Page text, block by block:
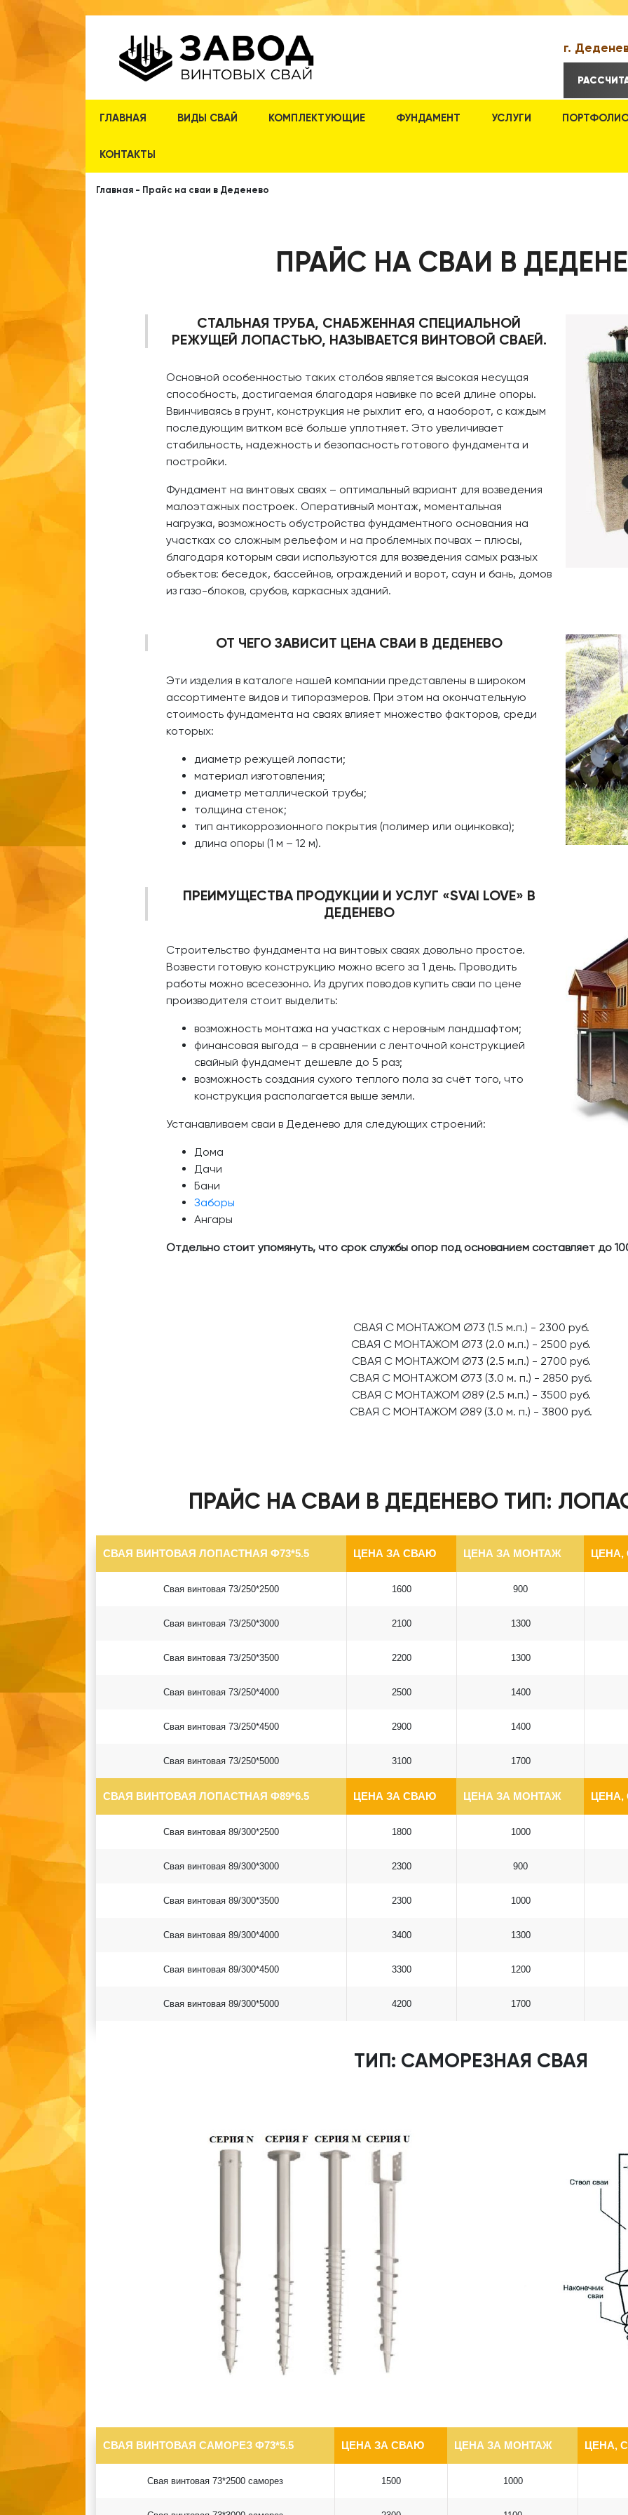
г.
ГЛАВНАЯ ВИДЫ СВАЙ КОМПЛЕКТУЮЩИЕ ФУНДАМЕНТ УСЛУГИ
КОНТАКТЫ
Главная - Прайс на сваи в Деденево
ПРАЙС НА СВАИ В
СТАЛЬНАЯ ТРУБА, СНАБЖЕННАЯ СПЕЦИАЛЬНОЙ
РЕЖУЩЕЙ ЛОПАСТЬЮ, НАЗЫВАЕТСЯ ВИНТОВОЙ СВАЕЙ.
Основной особенностью таких столбов является высокая несущая
способность, достигаемая благодаря навивке по всей длине опоры.
Ввинчиваясь в грунт, конструкция не рыхлит его, а наоборот, с каждым
последующим витком всё больше уплотняет. Это увеличивает
стабильность, надежность и безопасность готового фундамента и
постройки.
Фундамент на винтовых сваях – оптимальный вариант для возведения
малоэтажных построек. Оперативный монтаж, моментальная
нагрузка, возможность обустройства фундаментного основания на
участках со сложным рельефом и на проблемных почвах – плюсы,
благодаря которым сваи используются для возведения самых разных
объектов: беседок, бассейнов, ограждений и ворот, саун и бань, домов
из газо-блоков, срубов, каркасных зданий.
ОТ ЧЕГО ЗАВИСИТ ЦЕНА СВАИ В ДЕДЕНЕВО
Эти изделия в каталоге нашей компании представлены в широком
ассортименте видов и типоразмеров. При этом на окончательную
стоимость фундамента на сваях влияет множество факторов, среди
которых:
диаметр режущей лопасти;
материал изготовления;
диаметр металлической трубы;
толщина стенок;
тип антикоррозионного покрытия (полимер или оцинковка);
длина опоры (1 м – 12 м).
ПРЕИМУЩЕСТВА ПРОДУКЦИИ И УСЛУГ «SVAI LOVE» В
ДЕДЕНЕВО
Строительство фундамента на винтовых сваях довольно простое.
Возвести готовую конструкцию можно всего за 1 день. Проводить
работы можно всесезонно. Из других поводов купить сваи по цене
производителя стоит выделить:
возможность монтажа на участках с неровным ландшафтом;
финансовая выгода – в сравнении с ленточной конструкцией
свайный фундамент дешевле до 5 раз;
возможность создания сухого теплого пола за счёт того, что
конструкция располагается выше земли.
Устанавливаем сваи в Деденево для следующих строений:
Дома
Дачи
Бани
Заборы
Ангары
Отдельно стоит упомянуть, что срок службы опор под основанием составляет до
CBAЯ C МOHTAЖОМ Ø73 (1.5 м.п.) - 2300 pуб.
CBAЯ C МOHTAЖОМ Ø73 (2.0 м.п.) - 2500 pуб.
CBAЯ C МOHTAЖОМ Ø73 (2.5 м.п.) - 2700 pуб.
CВАЯ C МОНТAЖОМ Ø73 (3.0 м. п.) - 2850 руб.
CВАЯ С MОHТАЖОМ Ø89 (2.5 м.п.) - 3500 руб.
СВАЯ С МОНТАЖОМ Ø89 (3.0 м. п.) - 3800 руб.
ПРАЙС НА СВАИ В ДЕДЕНЕВО ТИП:
СВАЯ ВИНТОВАЯ ЛОПАСТНАЯ Ф73*5.5 ЦЕНА ЗА СВАЮ ЦЕНА ЗА МОНТАЖ ЦЕНА,
Свая винтовая 73/250*2500 1600 900
Свая винтовая 73/250*3000 2100 1300
Свая винтовая 73/250*3500 2200 1300
Свая винтовая 73/250*4000 2500 1400
Свая винтовая 73/250*4500 2900 1400
Свая винтовая 73/250*5000 3100 1700
СВАЯ ВИНТОВАЯ ЛОПАСТНАЯ Ф89*6.5 ЦЕНА ЗА СВАЮ ЦЕНА ЗА МОНТАЖ ЦЕНА,
Свая винтовая 89/300*2500 1800 1000
Свая винтовая 89/300*3000 2300 900
Свая винтовая 89/300*3500 2300 1000
Свая винтовая 89/300*4000 3400 1300
Свая винтовая 89/300*4500 3300 1200
Свая винтовая 89/300*5000 4200 1700
ТИП: САМОРЕЗНАЯ СВАЯ
СВАЯ ВИНТОВАЯ САМОРЕЗ Ф73*5.5 ЦЕНА ЗА СВАЮ ЦЕНА ЗА МОНТАЖ ЦЕНА,
Свая винтовая 73*2500 саморез 1500 1000